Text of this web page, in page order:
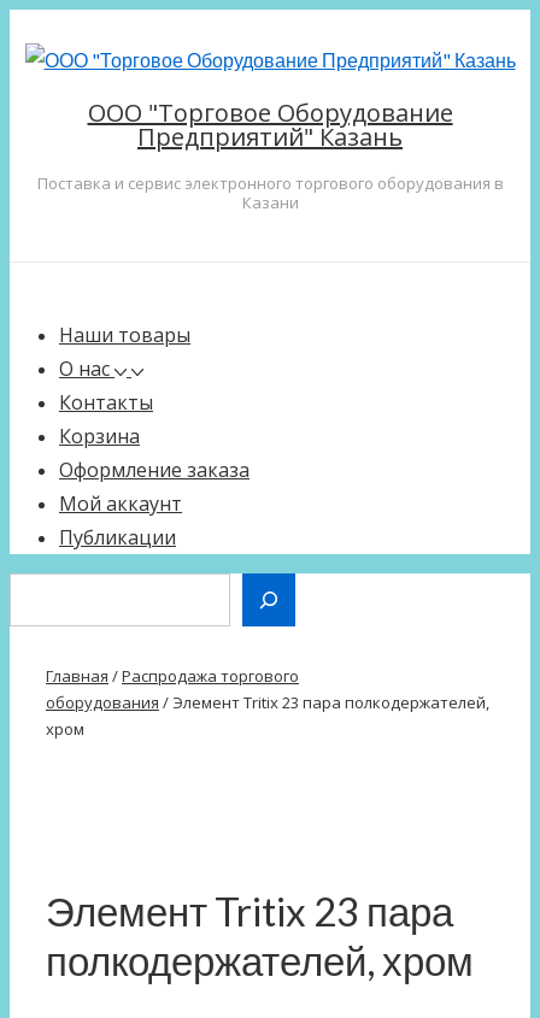
Перейти
основномуООО "Торговое Оборудование
Предприятий" Казань
Поставка и сервис электронного торгового оборудования в
Казани
Navigation
Наши товары
О нас
Контакты
Корзина
Оформление заказа
Мой аккаунт
Публикации
Главная /Распродажа торгового
оборудования / Элемент Tritix 23 пара полкодержателей,
хром
Элемент Tritix 23 пара
полкодержателей, хром